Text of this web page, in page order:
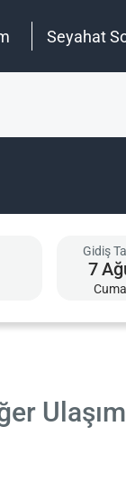
Seyahat
Gidiş
7
Cuma